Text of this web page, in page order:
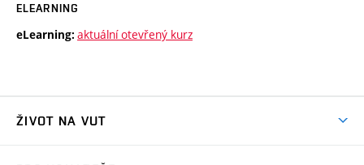
ELEARNING
eLearning: aktuální otevřený kurz
ŽIVOT NA VUT